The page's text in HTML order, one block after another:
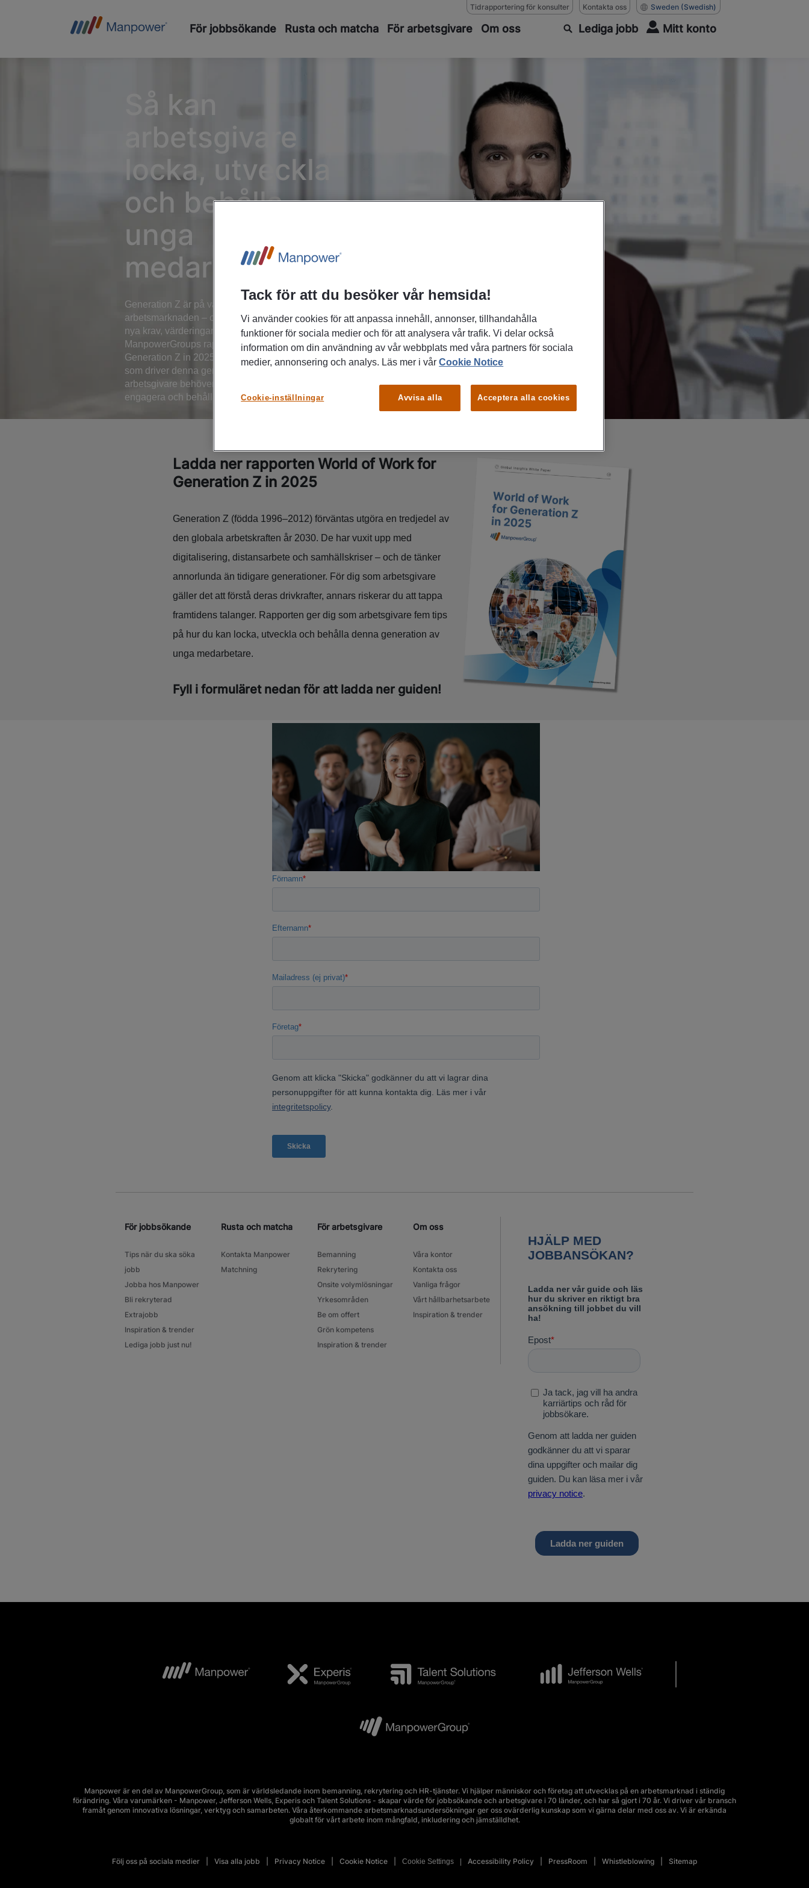
Tidrapportering för konsulter Kontakta oss Sweden (Swedish)
För jobbsökande Rusta och matcha För arbetsgivare Om oss Lediga jobb Mitt konto
Så kan
arbetsgivare
locka, utveckla
och behålla
unga
medarbetare
Generation Z är på väg att ta plats på
arbetsmarknaden – och de gör det med helt
nya krav, värderingar och förväntningar. I
ManpowerGroups rapport World of Work for
Generation Z in 2025 får vi en unik inblick i vad
som driver denna generation – och vad
arbetsgivare behöver göra för att attrahera,
engagera och behålla framtidens talanger.
Ladda ner rapporten World of Work for
Generation Z in 2025
Generation Z (födda 1996–2012) förväntas utgöra en tredjedel av
den globala arbetskraften år 2030. De har vuxit upp med
digitalisering, distansarbete och samhällskriser – och de tänker
annorlunda än tidigare generationer. För dig som arbetsgivare
gäller det att förstå deras drivkrafter, annars riskerar du att tappa
framtidens talanger. Rapporten ger dig som arbetsgivare fem tips
på hur du kan locka, utveckla och behålla denna generation av
unga medarbetare.
Fyll i formuläret nedan för att ladda ner guiden!
För jobbsökande
Tips när du ska söka
jobb
Jobba hos Manpower
Bli rekryterad
Extrajobb
Inspiration & trender
Lediga jobb just nu!
Rusta och matcha
Kontakta Manpower
Matchning
För arbetsgivare
Bemanning
Rekrytering
Onsite volymlösningar
Yrkesområden
Be om offert
Grön kompetens
Inspiration & trender
Om oss
Våra kontor
Kontakta oss
Vanliga frågor
Vårt hållbarhetsarbete
Inspiration & trender
Manpower är en del av ManpowerGroup, som är världsledande inom bemanning, rekrytering och HR-tjänster. Vi hjälper människor och företag att utvecklas på en arbetsmarknad i ständig
förändring. Våra varumärken - Manpower, Jefferson Wells, Experis och Talent Solutions - skapar värde för jobbsökande och arbetsgivare i 70 länder, och har så gjort i 70 år. Vi driver vår bransch
framåt genom innovativa lösningar, verktyg och samarbeten. Våra återkommande arbetsmarknadsundersökningar ger oss ovärderlig kunskap som vi gärna delar med oss av. Vi är erkända
globalt för vårt arbete inom mångfald, inkludering och jämställdhet.
Följ oss på sociala medier Visa alla jobb Privacy Notice Cookie Notice Cookie Settings Accessibility Policy PressRoom Whistleblowing Sitemap
Tack för att du besöker vår hemsida!
Vi använder cookies för att anpassa innehåll, annonser, tillhandahålla
funktioner för sociala medier och för att analysera vår trafik. Vi delar också
information om din användning av vår webbplats med våra partners för sociala
medier, annonsering och analys. Läs mer i vårCookie Notice
Avvisa alla Acceptera alla cookies
Cookie-inställningar